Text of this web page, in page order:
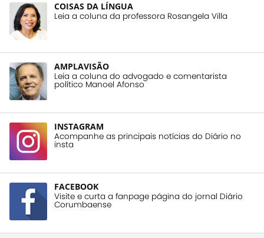
COISAS DA LÍNGUA
Leia a coluna da professora Rosangela Villa
AMPLAVISÃO
Leia a coluna do advogado e comentarista
político Manoel Afonso
INSTAGRAM
Acompanhe as principais notícias do Diário no
insta
FACEBOOK
Visite e curta a fanpage página do jornal Diário
Corumbaense